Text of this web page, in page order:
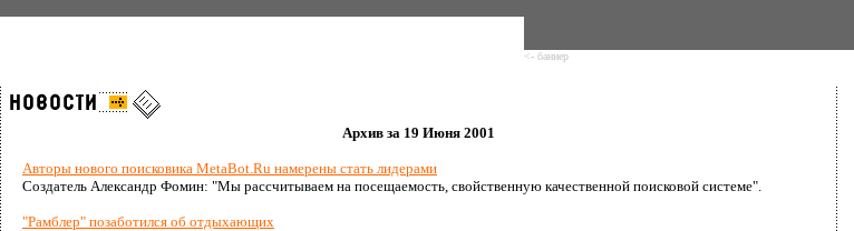
<- баннер
Архив за 19 Июня 2001
Авторы нового поисковика MetaBot.Ru намерены стать лидерами
Создатель Александр Фомин: "Мы рассчитываем на посещаемость, свойственную качественной поисковой системе".
"Рамблер" позаботился об отдыхающих